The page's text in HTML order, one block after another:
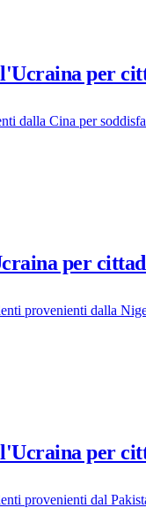
per
dalla Cina per
per
provenienti dalla
per
provenienti dal